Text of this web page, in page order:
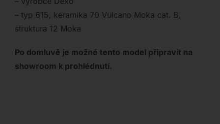
– typ 615, keramika 70 Vulcano Moka cat. B,
struktura 12 Moka
Po domluvě je možné tento model připravit na
showroom k prohlédnutí.